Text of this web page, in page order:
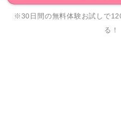
※30日間の無料体験お試しで
る！